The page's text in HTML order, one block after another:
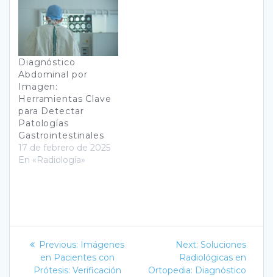
Diagnóstico
Abdominal por
Imagen:
Herramientas Clave
para Detectar
Patologías
Gastrointestinales
17 de febrero de 2025
En «Radiología»
Navegación
Previous: Previous
post:
Imágenes
en Pacientes con
Prótesis: Verificación
Next: Next
post:
Soluciones
Radiológicas en
Ortopedia: Diagnóstico